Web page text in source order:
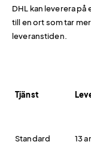
DHL kan leverera
till en ort som tar
leveranstiden.
Tjänst
Standard 13